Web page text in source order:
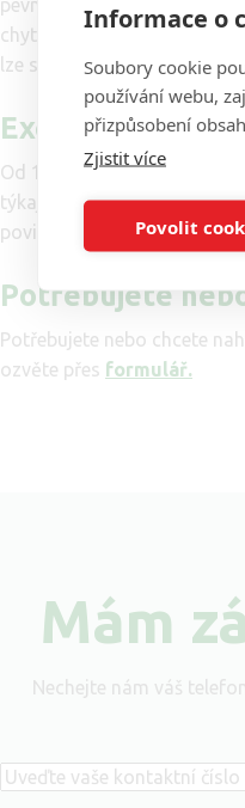
Informace o
Soubory cookie
používání webu,
přizpůsobení
Zjistit více
Povolit
pevné linky je elegantní
chytrém mobilu či počítači.
lze si ponechat i ta
Exekutoři
Od 1.7.2022 mají soudní
týkají jimi vedených
povinnost mají exekutoři i v
Potřebujete
Potřebujete nebo chcete
ozvěte přes formulář.
Mám
Nechejte nám váš
Telefon